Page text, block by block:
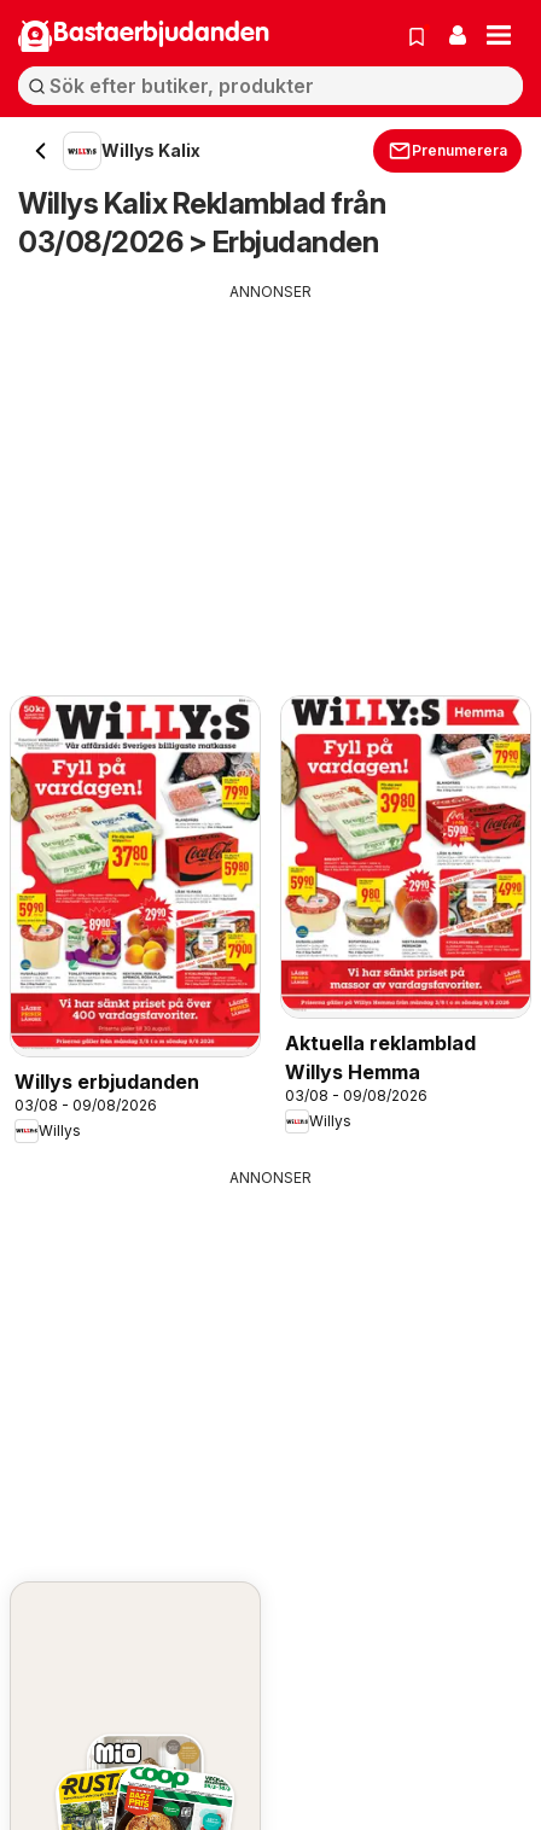
Bastaerbjudanden
Willys Kalix Prenumerera
Willys Kalix Reklamblad från
03/08/2026 > Erbjudanden
ANNONSER
Willys erbjudanden
03/08 - 09/08/2026
Willys
Aktuella reklamblad
Willys Hemma
03/08 - 09/08/2026
Willys
ANNONSER